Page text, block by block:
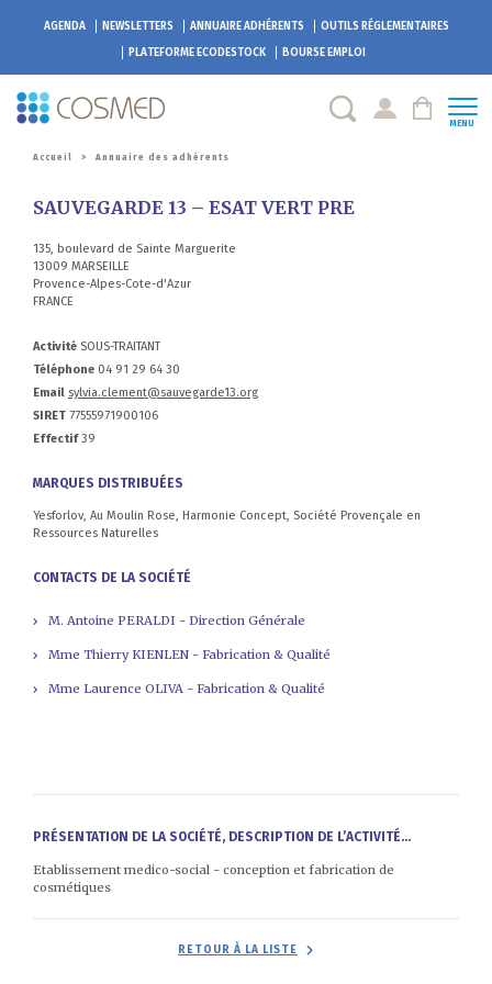
AGENDA NEWSLETTERS ANNUAIRE ADHÉRENTS
OUTILS RÉGLEMENTAIRES
PLATEFORMEECODESTOCK BOURSE EMPLOI
MENU
Accueil > Annuaire des adhérents
SAUVEGARDE 13 – ESAT VERT PRE
135, boulevard de Sainte Marguerite
13009 MARSEILLE
Provence-Alpes-Cote-d'Azur
FRANCE
Activité SOUS-TRAITANT
Téléphone 04 91 29 64 30
Email sylvia.clement@sauvegarde13.org
SIRET 77555971900106
Effectif39
MARQUES DISTRIBUÉES
Yesforlov, Au Moulin Rose, Harmonie Concept, Société Provençale en
Ressources Naturelles
CONTACTS DE LA SOCIÉTÉ
M. Antoine PERALDI - Direction Générale
Mme Thierry KIENLEN - Fabrication & Qualité
Mme Laurence OLIVA - Fabrication & Qualité
PRÉSENTATION DE LA SOCIÉTÉ, DESCRIPTION DE L’ACTIVITÉ...
Etablissement medico-social - conception et fabrication de
cosmétiques
RETOUR À LA LISTE